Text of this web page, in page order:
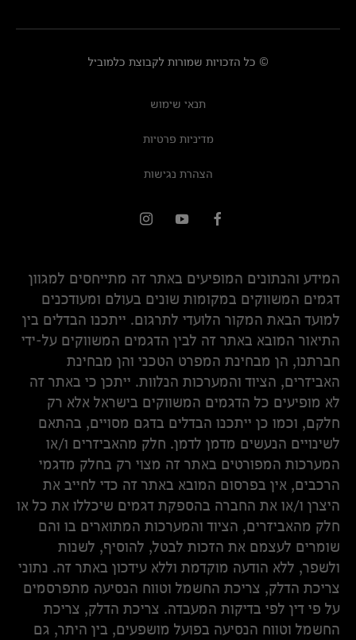
© כל הזכויות שמורות לקבוצת כלמוביל
תנאי שימוש
מדיניות פרטיות
הצהרת נגישות
המידע והנתונים המופיעים באתר זה מתייחסים למגוון
דגמים המשווקים במקומות שונים בעולם ומעודכנים
למועד הבאת המקור הלועדי לתרגום. ייתכנו הבדלים בין
התיאור המובא באתר זה לבין הדגמים המשווקים על-ידי
חברתנו, הן מבחינת המפרט הטכני והן מבחינת
האביזרים, הציוד והמערכות הנלוות. ייתכן כי באתר זה
לא מופיעים כל הדגמים המשווקים בישראל אלא רק
חלקם, וכמו כן ייתכנו הבדלים בדגם מסויים, בהתאם
לשינויים הנעשים מדמן לדמן. חלק מהאביזרים ו/או
המערכות המפורטים באתר זה מצוי רק בחלק מדגמי
הרכבים, אין בפרסום המובא באתר זה כדי לחייב את
היצרן ו/או את החברה בהספקת דגמים שיכללו את כל או
חלק מהאביזרים, הציוד והמערכות המתוארים בו והם
שומרים לעצמם את הזכות לבטל, להוסיף, לשנות
ולשפר, ללא הודעה מוקדמת וללא עידכון באתר זה. נתוני
צריכת הדלק, צריכת החשמל וטווח הנסיעה מתפרסמים
על פי דין לפי בדיקות המעבדה. צריכת הדלק, צריכת
החשמל וטווח הנסיעה בפועל מושפעים, בין היתר, גם